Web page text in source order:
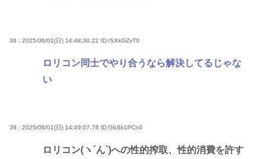
38 : 2025/06/01(日) 14:48:30.22 ID:/SXkGZvT0
ロリコン同士でやり合うなら解決してるじゃな
い
39 : 2025/06/01(日) 14:49:07.78 ID:GbSk1PCn0
ロリコン(ヽ´ん`)への性的搾取、性的消費を許す